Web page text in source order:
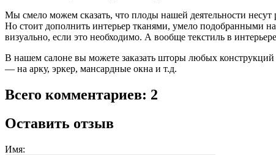
Мы смело можем сказать, что плоды нашей деятельности
Но стоит дополнить интерьер тканями, умело
визуально, если это необходимо. А вообще текстиль в
В нашем салоне вы можете заказать шторы любых
— на арку, эркер, мансардные окна и т.д.
Всего комментариев: 2
Оставить отзыв
Имя: